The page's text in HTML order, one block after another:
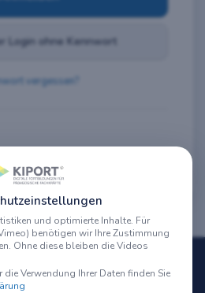
und optimierte Inhalte. Für
benötigen wir Ihre Zustimmung
Ohne diese bleiben die Videos
Verwendung Ihrer Daten finden Sie
Login ohne Kennwort
vergessen?